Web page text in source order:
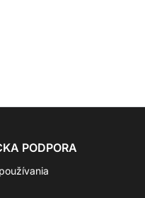
PODPORA